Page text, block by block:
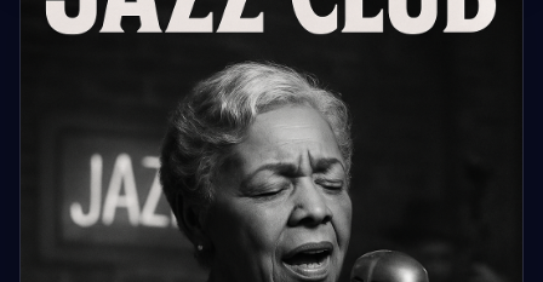
Un archange avec un grand épée en lévitation sur une
foule de démon Consignes d...